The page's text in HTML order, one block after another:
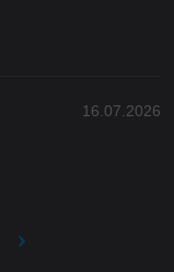
16.07.2026